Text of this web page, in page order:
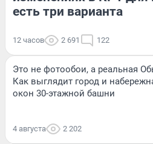
есть три варианта
12 часов 2 691 122
Это не фотообои, а реальная
Как выглядит город и
окон 30-этажной башни
4 августа 2 202
ПРОИСШЕСТВИЯ